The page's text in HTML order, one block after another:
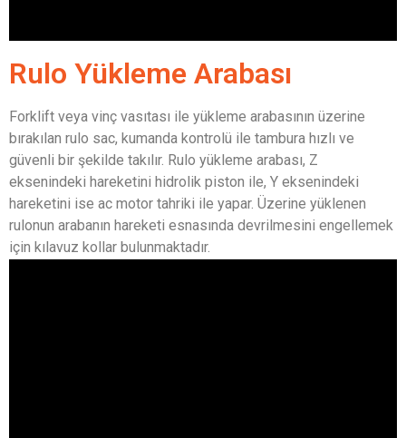
Rulo Yükleme Arabası
Forklift veya vinç vasıtası ile yükleme arabasının üzerine
bırakılan rulo sac, kumanda kontrolü ile tambura hızlı ve
güvenli bir şekilde takılır. Rulo yükleme arabası, Z
eksenindeki hareketini hidrolik piston ile, Y eksenindeki
hareketini ise ac motor tahriki ile yapar. Üzerine yüklenen
rulonun arabanın hareketi esnasında devrilmesini engellemek
için kılavuz kollar bulunmaktadır.